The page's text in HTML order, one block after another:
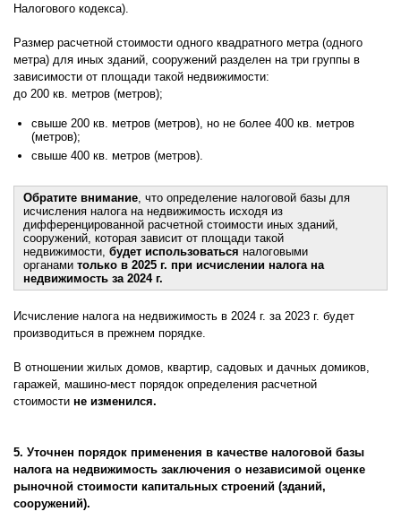
Налогового кодекса).
Размер расчетной стоимости одного квадратного метра (одного
метра) для иных зданий, сооружений разделен на три группы в
зависимости от площади такой недвижимости:
до 200 кв. метров (метров);
свыше 200 кв. метров (метров), но не более 400 кв. метров
(метров);
свыше 400 кв. метров (метров).
Обратите внимание , что определение налоговой базы для
исчисления налога на недвижимость исходя из
дифференцированной расчетной стоимости иных зданий,
сооружений, которая зависит от площади такой
недвижимости, будет использоваться налоговыми
органами только в 2025 г. при исчислении налога на
недвижимость за 2024 г.
Исчисление налога на недвижимость в 2024 г. за 2023 г. будет
производиться в прежнем порядке.
В отношении жилых домов, квартир, садовых и дачных домиков,
гаражей, машино-мест порядок определения расчетной
стоимости не изменился.
5. Уточнен порядок применения в качестве налоговой базы
налога на недвижимость заключения о независимой оценке
рыночной стоимости капитальных строений (зданий,
сооружений).